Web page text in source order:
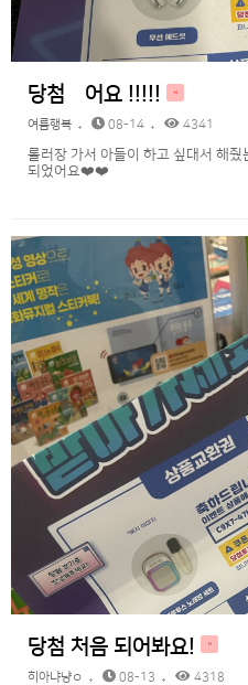
당첨됬어요 !!!!! H
여름행복 08-14 4341
롤러장 가서 아들이 하고 싶대서 해
되었어요❤️❤️
당첨 처음 되어봐요! H
히아냐냥ㅇ 08-13 4318